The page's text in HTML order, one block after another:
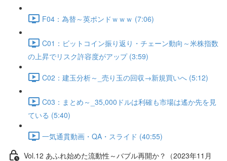
F04：為替～英ポンドｗｗｗ (7:06)
C01：ビットコイン振り返り・チェーン動向～米株指数
の上昇でリスク許容度がアップ (3:59)
C02：建玉分析～_売り玉の回収→新規買いへ (5:12)
C03：まとめ～_35,000ドルは利確も市場は遙か先を見
ている (5:40)
一気通貫動画・QA・スライド (40:55)
Vol.12 あふれ始めた流動性～バブル再開か？（2023年11月